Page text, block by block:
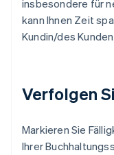
insbesondere für
kann Ihnen Zeit
Kundin/des
Verfolgen
Markieren Sie
Ihrer